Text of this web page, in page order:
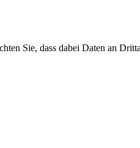
Sie, dass dabei Daten an